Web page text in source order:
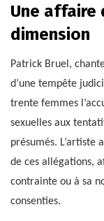
Une affaire
dimension
Patrick Bruel,
d’une tempête
trente femmes
sexuelles aux
présumés. L’artiste
de ces allégations,
contrainte ou à sa
consenties.